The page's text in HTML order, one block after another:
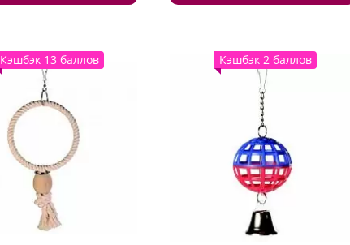
Кэшбэк 13 баллов Кэшбэк 2 баллов